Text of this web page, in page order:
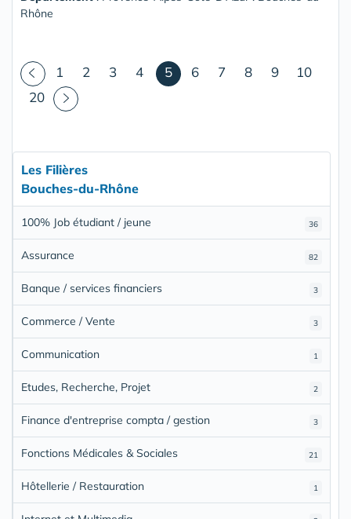
Rhône
1 2 3 4 5(courant)
6 7 8 9
10
20
Les Filières
Bouches-du-Rhône
36
100% Job étudiant / jeune
82
Assurance
3
Banque / services financiers
3
Commerce / Vente
1
Communication
2
Etudes, Recherche, Projet
3
Finance d'entreprise compta / gestion
21
Fonctions Médicales & Sociales
1
Hôtellerie / Restauration